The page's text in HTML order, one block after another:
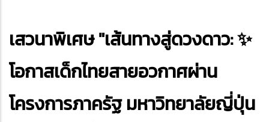
เสวนาพิเศษ "เส้นทางสู่ดวงดาว: ✨
โอกาสเด็กไทยสายอวกาศผ่าน
โครงการภาครัฐ มหาวิทยาลัยญี่ปุ่น